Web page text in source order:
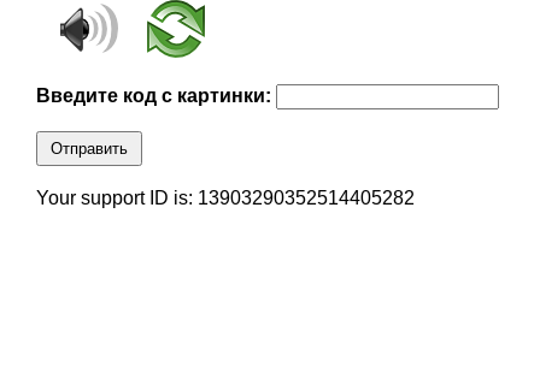
Введите код с картинки:
Отправить
Your support ID is: 13903290352514405282